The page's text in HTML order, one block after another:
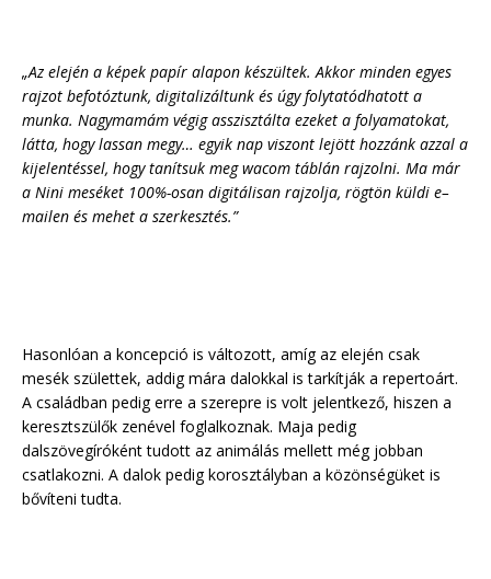
„Az elején a képek papír alapon készültek. Akkor minden egyes
rajzot befotóztunk, digitalizáltunk és úgy folytatódhatott a
munka. Nagymamám végig asszisztálta ezeket a folyamatokat,
látta, hogy lassan megy… egyik nap viszont lejött hozzánk azzal a
kijelentéssel, hogy tanítsuk meg wacom táblán rajzolni. Ma már
a Nini meséket 100%-osan digitálisan rajzolja, rögtön küldi e–
mailen és mehet a szerkesztés.”
Hasonlóan a koncepció is változott, amíg az elején csak
mesék születtek, addig mára dalokkal is tarkítják a repertoárt.
A családban pedig erre a szerepre is volt jelentkező, hiszen a
keresztszülők zenével foglalkoznak. Maja pedig
dalszövegíróként tudott az animálás mellett még jobban
csatlakozni. A dalok pedig korosztályban a közönségüket is
bővíteni tudta.